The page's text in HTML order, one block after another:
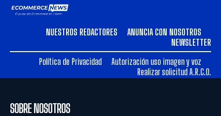
NUESTROS REDACTORES
ANUNCIA CON NOSOTROS
NEWSLETTER
Política de Privacidad
Autorización uso imagen y voz
Realizar solicitud A.R.C.O.
SOBRE NOSOTROS